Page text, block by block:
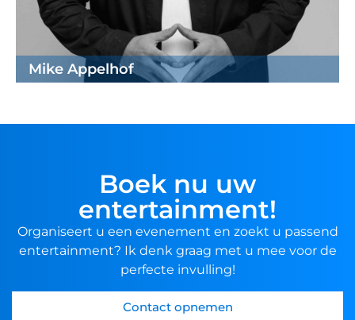
Mike Appelhof
Boek nu uw
entertainment!
Organiseert u een evenement en zoekt u passend
entertainment? Ik denk graag met u mee voor de
perfecte invulling!
Contact opnemen